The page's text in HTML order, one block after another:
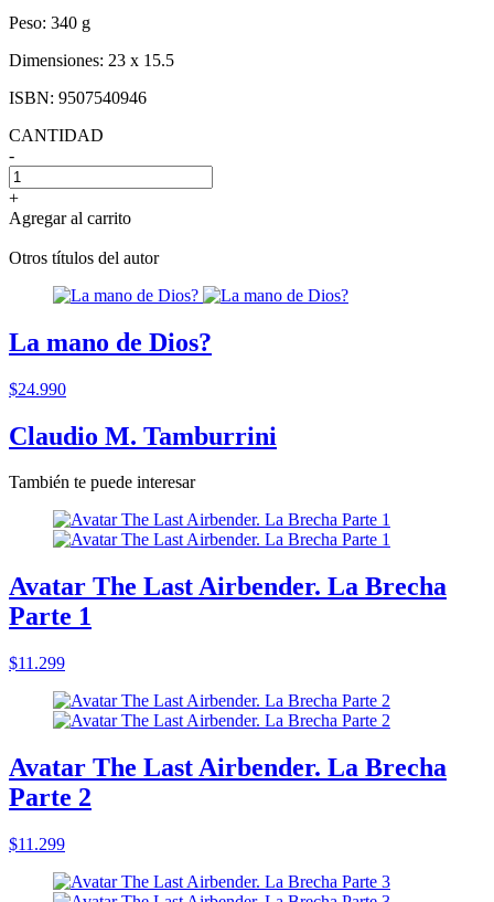
Peso: 340 g
Dimensiones: 23 x 15.5
ISBN: 9507540946
CANTIDAD
-
+
Agregar al carrito
Otros títulos del autor
La mano de Dios?
$24.990
Claudio M. Tamburrini
También te puede interesar
Avatar The Last Airbender. La Brecha
Parte 1
$11.299
Avatar The Last Airbender. La Brecha
Parte 2
$11.299